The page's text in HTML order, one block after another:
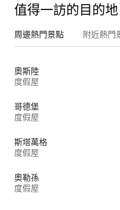
值得一訪的目的地
周邊熱門景點 附近熱門
奧斯陸
度假屋
哥德堡
度假屋
斯塔萬格
度假屋
奧勒孫
度假屋